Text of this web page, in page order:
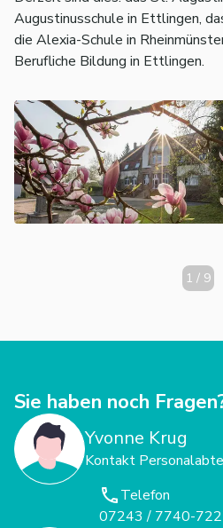
Augustinusschule in Ettlingen,
die Alexia-Schule in
Berufliche Bildung in Ettlingen.
1 / 9
Sie haben noch
Yvonne Krug
Kontakt
Telefon
07243 / 7740-